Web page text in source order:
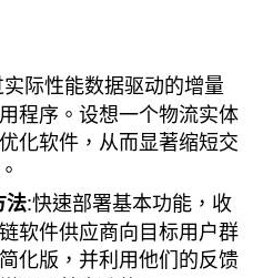
际性能数据驱动的增量
程序。设想一个物流实体
化软件，从而显著缩短交
法:快速部署基本功能，收
软件供应商向目标用户群
化版，并利用他们的反馈